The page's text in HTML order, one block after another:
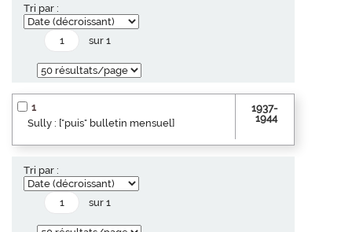
Tri par :
sur 1
1
Sully : ["puis" bulletin mensuel]
1937-
1944
Tri par :
sur 1